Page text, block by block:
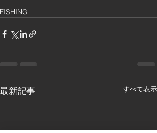
FISHING
最新記事 すべて表示